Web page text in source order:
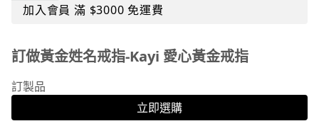
加入會員 滿 $3000 免運費
訂做黃金姓名戒指-Kayi 愛心黃金戒指
訂製品
立即選購